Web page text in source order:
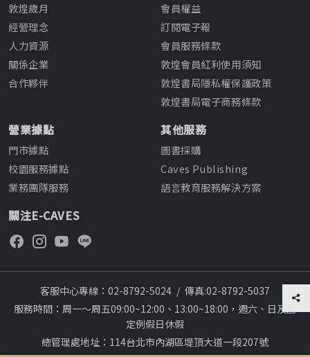
敦煌歲月
經營理念
人力資源
關係企業
合作夥伴
會員權益
訂閱電子報
會員服務條款
敦煌會員紅利使用須知
敦煌書局隱私權保護政策
敦煌書局電子商務條款
營業據點
門市據點
校園服務據點
業務團隊服務
其他服務
圖書採購
Caves Publishing
語言教育服務解決方案
關注E-CAVES
客服中心專線：02-8792-5024 / 傳真:02-8792-5037
服務時間：周一～周五09:00~12:00、13:00~18:00，週六、日及國
定例假日休假
總管理處地址：114台北市內湖區堤頂大道一段207號